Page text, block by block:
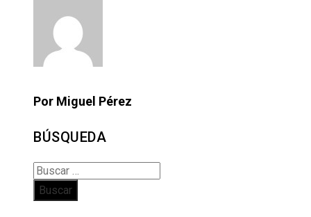
Por Miguel Pérez
BÚSQUEDA
Buscar: